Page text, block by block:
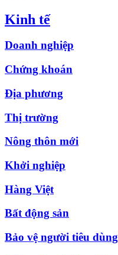
Kinh tế
Doanh nghiệp
Chứng khoán
Địa phương
Thị trường
Nông thôn mới
Khởi nghiệp
Hàng Việt
Bất động sản
Bảo vệ người tiêu dùng